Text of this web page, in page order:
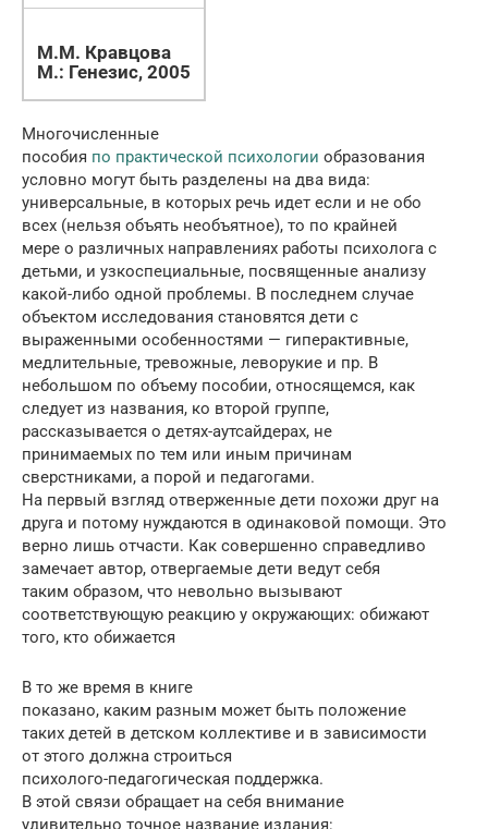
М.М. Кравцова
М.: Генезис, 2005
Многочисленные
пособия по практической психологии образования
условно могут быть разделены на два вида:
универсальные, в которых речь идет если и не обо
всех (нельзя объять необъятное), то по крайней
мере о различных направлениях работы психолога с
детьми, и узкоспециальные, посвященные анализу
какой-либо одной проблемы. В последнем случае
объектом исследования становятся дети с
выраженными особенностями — гиперактивные,
медлительные, тревожные, леворукие и пр. В
небольшом по объему пособии, относящемся, как
следует из названия, ко второй группе,
рассказывается о детях-аутсайдерах, не
принимаемых по тем или иным причинам
сверстниками, а порой и педагогами.
На первый взгляд отверженные дети похожи друг на
друга и потому нуждаются в одинаковой помощи. Это
верно лишь отчасти. Как совершенно справедливо
замечает автор, отвергаемые дети ведут себя
таким образом, что невольно вызывают
соответствующую реакцию у окружающих: обижают
того, кто обижается
В то же время в книге
показано, каким разным может быть положение
таких детей в детском коллективе и в зависимости
от этого должна строиться
психолого-педагогическая поддержка.
В этой связи обращает на себя внимание
удивительно точное название издания: